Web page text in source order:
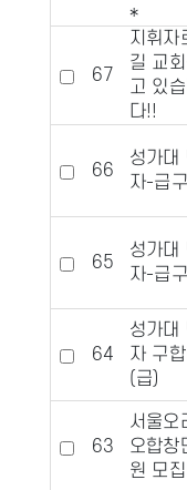
*
67
지휘자
길 교
고 있습
다!!
66
성가대
자-급구
65
성가대
자-급구
64
성가대
자 구
(급)
63
서울오
오합창
원 모